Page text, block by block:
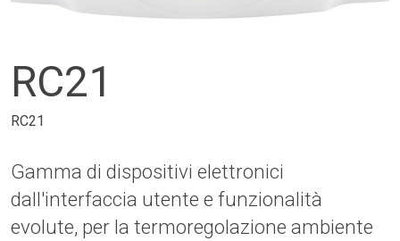
RC21
RC21
Gamma di dispositivi elettronici
dall'interfaccia utente e funzionalità
evolute, per la termoregolazione ambiente